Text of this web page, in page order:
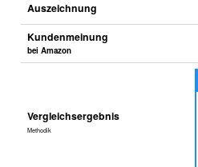
Auszeichnung
Kundenmeinung
bei Amazon
Vergleichsergebnis
Methodik